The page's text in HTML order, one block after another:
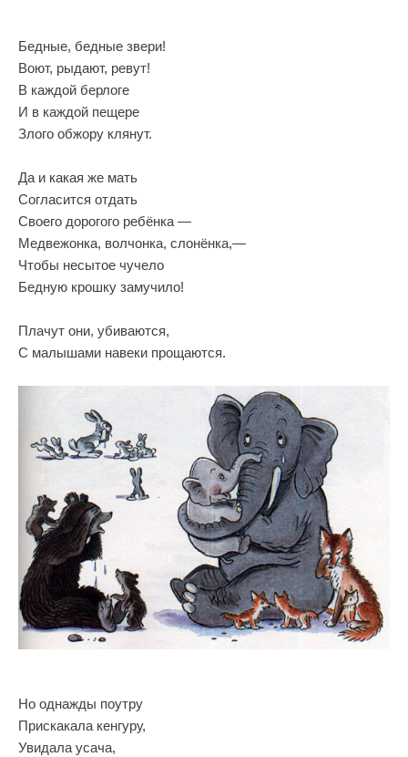
Бедные, бедные звери!
Воют, рыдают, ревут!
В каждой берлоге
И в каждой пещере
Злого обжору клянут.
Да и какая же мать
Согласится отдать
Своего дорогого ребёнка —
Медвежонка, волчонка, слонёнка,—
Чтобы несытое чучело
Бедную крошку замучило!
Плачут они, убиваются,
С малышами навеки прощаются.
Но однажды поутру
Прискакала кенгуру,
Увидала усача,